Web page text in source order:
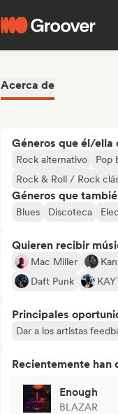
Acerca de
Géneros que él/ella
Rock alternativo Pop
Rock & Roll / Rock
Géneros que
Blues Discoteca
Quieren recibir
Mac Miller
Daft Punk
Principales
Dar a los artistas
Recientemente han
Enough
BLAZAR